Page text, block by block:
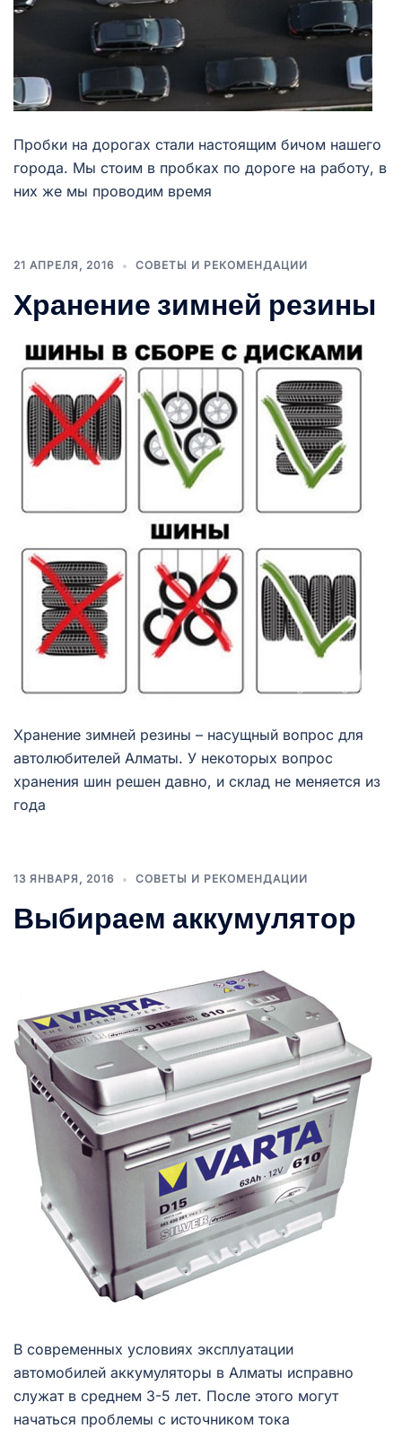
Пробки на дорогах стали настоящим бичом нашего
города. Мы стоим в пробках по дороге на работу, в
них же мы проводим время
21 АПРЕЛЯ, 2016 СОВЕТЫ И РЕКОМЕНДАЦИИ
Хранение зимней резины
Хранение зимней резины – насущный вопрос для
автолюбителей Алматы. У некоторых вопрос
хранения шин решен давно, и склад не меняется из
года
13 ЯНВАРЯ, 2016 СОВЕТЫ И РЕКОМЕНДАЦИИ
Выбираем аккумулятор
В современных условиях эксплуатации
автомобилей аккумуляторы в Алматы исправно
служат в среднем 3-5 лет. После этого могут
начаться проблемы с источником тока